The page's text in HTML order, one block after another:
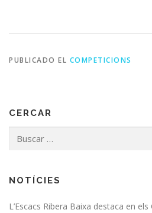
PUBLICADO EL COMPETICIONS
CERCAR
NOTÍCIES
L’Escacs Ribera Baixa destaca en